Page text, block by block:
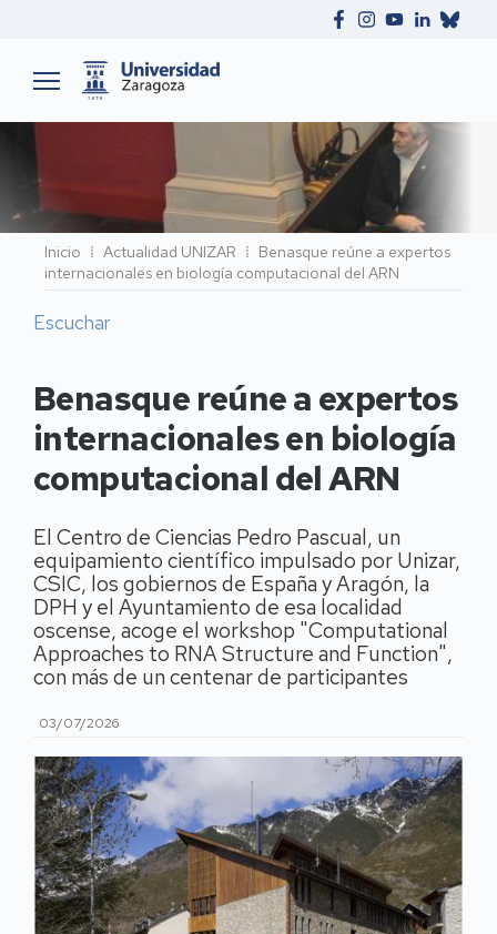
Ruta
de
navegación
Inicio Actualidad UNIZAR
Benasque reúne a expertos
internacionales en biología computacional del ARN
Escuchar
Benasque reúne a expertos
internacionales en biología
computacional del ARN
El Centro de Ciencias Pedro Pascual, un
equipamiento científico impulsado por Unizar,
CSIC, los gobiernos de España y Aragón, la
DPH y el Ayuntamiento de esa localidad
oscense, acoge el workshop "Computational
Approaches to RNA Structure and Function",
con más de un centenar de participantes
03/07/2026